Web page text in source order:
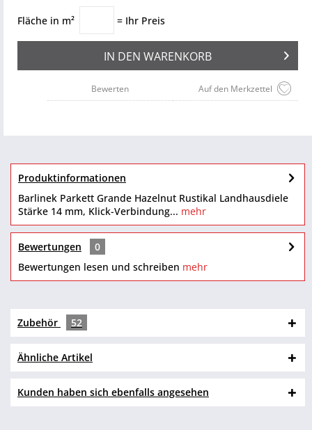
Fläche in m² = Ihr Preis
IN DEN WARENKORB
Auf den Merkzettel
Bewerten
Produktinformationen
Barlinek Parkett Grande Hazelnut Rustikal Landhausdiele
Stärke 14 mm, Klick-Verbindung... mehr
Bewertungen
0
Bewertungen lesen und schreiben mehr
Zubehör 52
Ähnliche Artikel
Kunden haben sich ebenfalls angesehen